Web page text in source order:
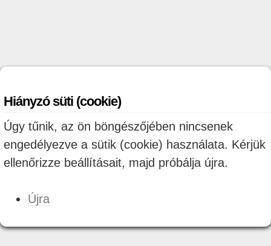
Hiányzó süti (cookie)
Úgy tűnik, az ön böngészőjében nincsenek
engedélyezve a sütik (cookie) használata. Kérjük
ellenőrizze beállításait, majd próbálja újra.
Újra